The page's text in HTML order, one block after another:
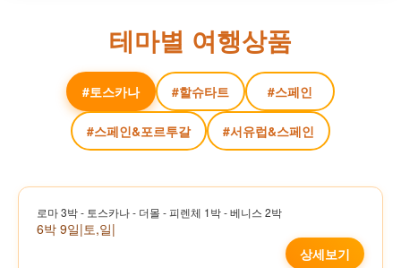
테마별 여행상품
#토스카나 #할슈타트 #스페인
#스페인&포르투갈 #서유럽&스페인
로마 3박 - 토스카나 - 더몰 - 피렌체 1박 - 베니스 2박
6박 9일|토,일|
상세보기